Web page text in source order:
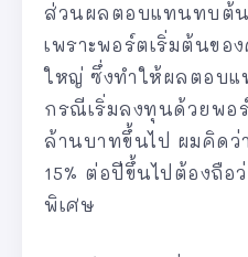
ส่วนผลตอบแทนทบต้น
เพราะพอร์ตเริ่มต้นขอ
ใหญ่ ซึ่งทำให้ผลตอบแ
กรณีเริ่มลงทุนด้วยพอ
ล้านบาทขึ้นไป ผมคิดว่
15% ต่อปีขึ้นไปต้องถื
พิเศษ